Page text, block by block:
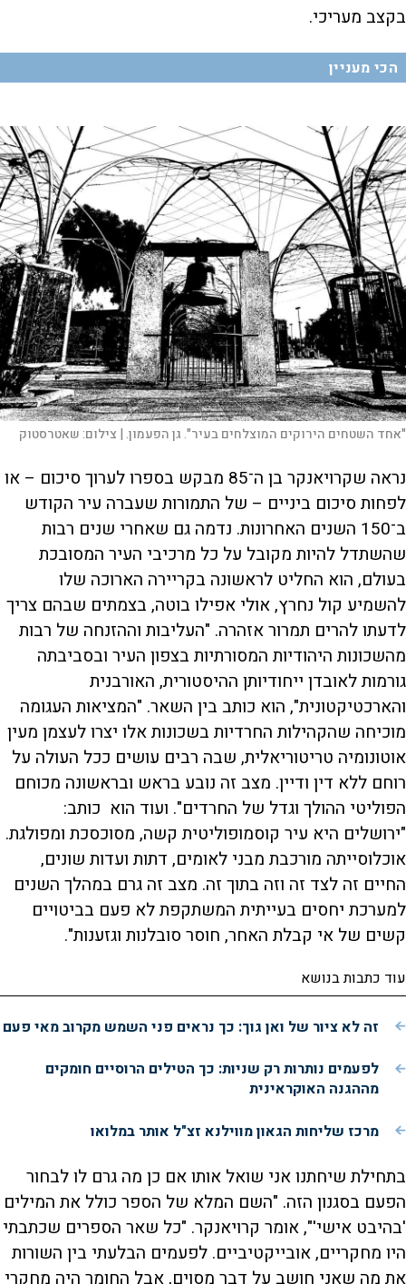
בקצב מעריכי.
הכי מעניין
"אחד השטחים הירוקים המוצלחים בעיר". גן הפעמון. | צילום:שאטרסטוק
נראה שקרויאנקר בן ה־85 מבקש בספרו לערוך סיכום – או
לפחות סיכום ביניים – של התמורות שעברה עיר הקודש
ב־150 השנים האחרונות. נדמה גם שאחרי שנים רבות
שהשתדל להיות מקובל על כל מרכיבי העיר המסובכת
בעולם, הוא החליט לראשונה בקריירה הארוכה שלו
להשמיע קול נחרץ, אולי אפילו בוטה, בצמתים שבהם צריך
לדעתו להרים תמרור אזהרה. "העליבות וההזנחה של רבות
מהשכונות היהודיות המסורתיות בצפון העיר ובסביבתה
גורמות לאובדן ייחודיותן ההיסטורית, האורבנית
והארכטיקטונית", הוא כותב בין השאר. "המציאות העגומה
מוכיחה שהקהילות החרדיות בשכונות אלו יצרו לעצמן מעין
אוטונומיה טריטוריאלית, שבה רבים עושים ככל העולה על
רוחם ללא דין ודיין. מצב זה נובע בראש ובראשונה מכוחם
הפוליטי ההולך וגדל של החרדים". ועוד הוא כותב:
"ירושלים היא עיר קוסמופוליטית קשה, מסוכסכת ומפולגת.
אוכלוסייתה מורכבת מבני לאומים, דתות ועדות שונים,
החיים זה לצד זה וזה בתוך זה. מצב זה גרם במהלך השנים
למערכת יחסים בעייתית המשתקפת לא פעם בביטויים
קשים של אי קבלת האחר, חוסר סובלנות וגזענות".
עוד כתבות בנושא
זה לא ציור של ואן גוך: כך נראים פני השמש מקרוב מאי פעם
לפעמים נותרות רק שניות: כך הטילים הרוסיים חומקים
מההגנה האוקראינית
מרכז שליחות הגאון מווילנא זצ"ל אותר במלואו
בתחילת שיחתנו אני שואל אותו אם כן מה גרם לו לבחור
הפעם בסגנון הזה. "השם המלא של הספר כולל את המילים
'בהיבט אישי'", אומר קרויאנקר. "כל שאר הספרים שכתבתי
היו מחקריים, אובייקטיביים. לפעמים הבלעתי בין השורות
את מה שאני חושב על דבר מסוים, אבל החומר היה מחקרי